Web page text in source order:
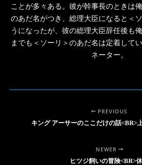
ことが多々ある。彼が幹事長のときは
のあだ名がつき、総理大臣になると＜
うになったが、彼の総理大臣辞任後も
までも＜ソーリ＞のあだ名は定着して
ネーター。
PREVIOUS
キング アーサーのここだけの話<BR>
NEWER
ヒツジ飼いの冒険<BR>